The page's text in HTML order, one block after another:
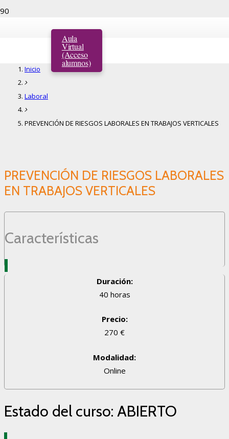
Aula
Virtual
(Acceso
alumnos)
PREVENCIÓN DE RIESGOS LABORALES EN
TRABAJOS VERTICALES
Inicio
Laboral
PREVENCIÓN DE RIESGOS LABORALES EN TRABAJOS VERTICALES
PREVENCIÓN DE RIESGOS LABORALES
EN TRABAJOS VERTICALES
Características
Duración:
40 horas
Precio:
270 €
Modalidad:
Online
Estado del curso: ABIERTO